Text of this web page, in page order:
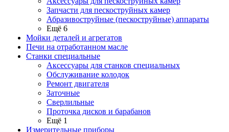
Запчасти для пескоструйных камер
Абразивоструйные (пескоструйные) аппараты
Ещё 6
Мойки деталей и агрегатов
Печи на отработанном масле
Станки специальные
Аксессуары для станков специальных
Обслуживание колодок
Ремонт двигателя
Заточные
Сверлильные
Проточка дисков и барабанов
Ещё 1
Измерительные приборы